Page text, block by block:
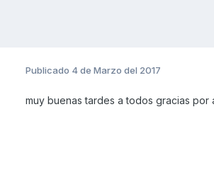
Publicado 4 de Marzo del 2017
muy buenas tardes a todos gracias por